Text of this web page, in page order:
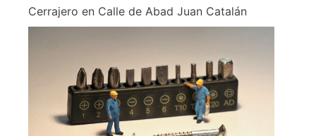
Cerrajero en Calle de Abad Juan Catalán